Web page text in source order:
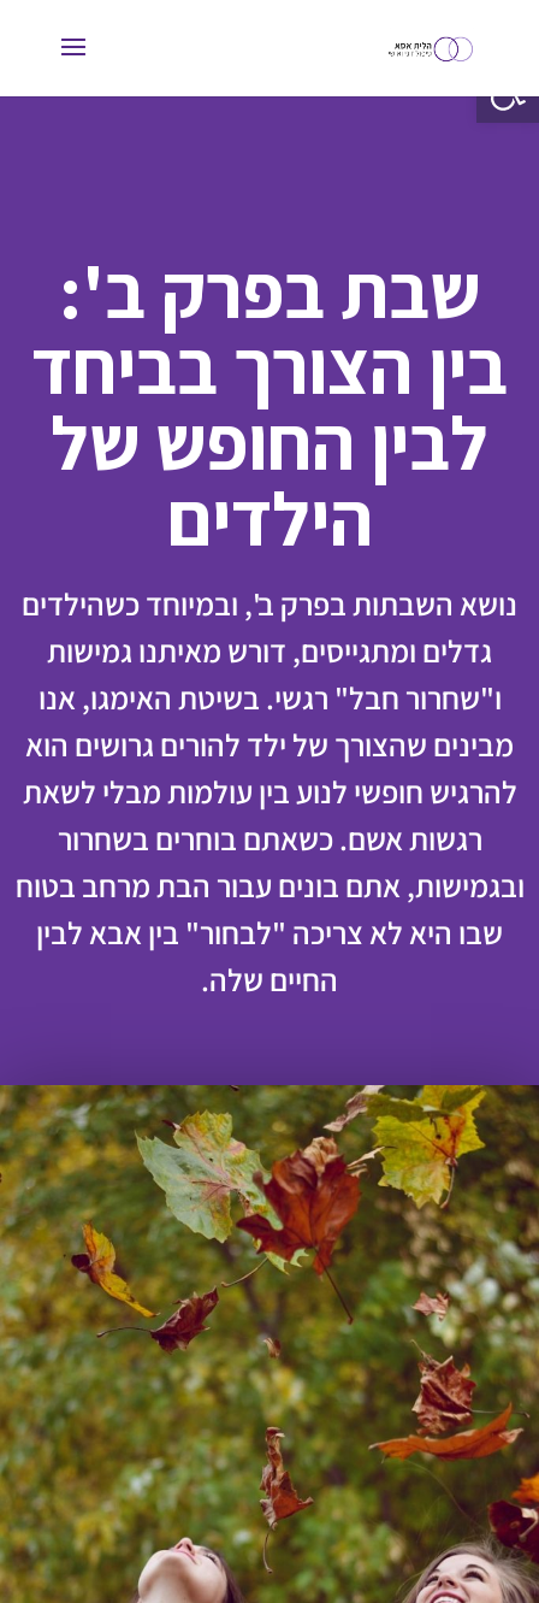
שבת בפרק ב':
בין הצורך בביחד
לבין החופש של
הילדים
‫נושא השבתות בפרק ב', ובמיוחד כשהילדים
גדלים ומתגייסים, דורש מאיתנו גמישות
ו"שחרור חבל" רגשי. בשיטת האימגו, אנו
מבינים שהצורך של ילד להורים גרושים הוא
להרגיש חופשי לנוע בין עולמות מבלי לשאת
רגשות אשם. כשאתם בוחרים בשחרור
ובגמישות, אתם בונים עבור הבת מרחב בטוח
שבו היא לא צריכה "לבחור" בין אבא לבין
החיים שלה.
פתח סרגל נגישות